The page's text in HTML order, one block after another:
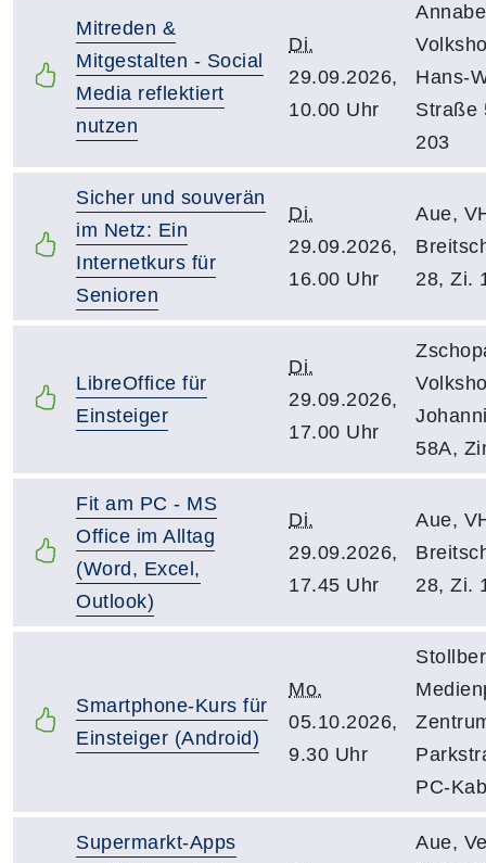
Mitreden &
Mitgestalten - Social
Media reflektiert
nutzen
Di.
29.09.2026,
10.00 Uhr
Hans-
Straße
203
Sicher und souverän
im Netz: Ein
Internetkurs für
Senioren
Di.
29.09.2026,
16.00 Uhr
Aue,
28, Zi.
LibreOffice für
Einsteiger
Di.
29.09.2026,
17.00 Uhr
58A,
Fit am PC - MS
Office im Alltag
(Word, Excel,
Outlook)
Di.
29.09.2026,
17.45 Uhr
Aue,
28, Zi.
Smartphone-Kurs für
Einsteiger (Android)
Mo.
05.10.2026,
9.30 Uhr
PC-
Supermarkt-Apps
Aue,